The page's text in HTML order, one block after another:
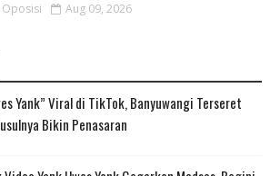
Aug 09, 2026
Yank” Viral di TikTok, Banyuwangi Terseret
Bikin Penasaran